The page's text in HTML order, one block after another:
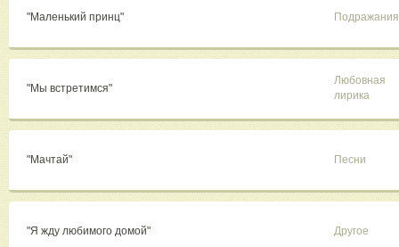
"Маленький принц" Подражания
"Мы встретимся"
Любовная
лирика
"Мачтай" Песни
"Я жду любимого домой" Другое